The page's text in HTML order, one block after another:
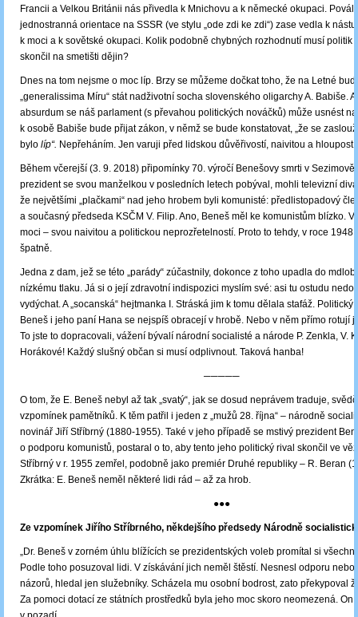
Francii a Velkou Británii nás přivedla k Mnichovu a k německé okupaci.
jednostranná orientace na SSSR (ve stylu „ode zdi ke zdi“) zase vedla k
k moci a k sovětské okupaci. Kolik podobně chybných rozhodnutí musí politik
skončil na smetišti dějin?
Dnes na tom nejsme o moc líp. Brzy se můžeme dočkat toho, že na Letné
„generalissima Míru“ stát nadživotní socha slovenského oligarchy A. Babiše.
absurdum se náš parlament (s převahou politických nováčků) může usnést
k osobě Babiše bude přijat zákon, v němž se bude konstatovat, „že se
bylo líp“. Nepřeháním. Jen varuji před lidskou důvěřivostí, naivitou a hloupostí.
Během včerejší (3. 9. 2018) připomínky 70. výročí Benešovy smrti v Sezimově
prezident se svou manželkou v posledních letech pobýval, mohli televizní
že největšími „plačkami“ nad jeho hrobem byli komunisté: předlistopadový
a současný předseda KSČM V. Filip. Ano, Beneš měl ke komunistům blízko.
moci – svou naivitou a politickou neprozřetelností. Proto to tehdy, v roce
špatně.
Jedna z dam, jež se této „parády“ zúčastnily, dokonce z toho upadla do
nízkému tlaku. Já si o její zdravotní indispozici myslím své: asi tu ostudu
vydýchat. A „socanská“ hejtmanka I. Stráská jim k tomu dělala stafáž. Politický
Beneš i jeho paní Hana se nejspíš obracejí v hrobě. Nebo v něm přímo rotují
To jste to dopracovali, vážení bývalí národní socialisté a národe P. Zenkla, V.
Horákové! Každý slušný občan si musí odplivnout. Taková hanba!
─────
O tom, že E. Beneš nebyl až tak „svatý“, jak se dosud neprávem traduje,
vzpomínek pamětníků. K těm patřil i jeden z „mužů 28. října“ – národně
novinář Jiří Stříbrný (1880-1955). Také v jeho případě se mstivý prezident
o podporu komunistů, postaral o to, aby tento jeho politický rival skončil ve
Stříbrný v r. 1955 zemřel, podobně jako premiér Druhé republiky ‒ R. Beran
Zkrátka: E. Beneš neměl některé lidi rád – až za hrob.
●●●
Ze vzpomínek Jiřího Stříbrného, někdejšího předsedy Národně
„Dr. Beneš v zorném úhlu blížících se prezidentských voleb promítal si
Podle toho posuzoval lidi. V získávání jich neměl štěstí. Nesnesl odporu nebo
názorů, hledal jen služebníky. Scházela mu osobní bodrost, zato překypoval
Za pomoci dotací ze státních prostředků byla jeho moc skoro neomezená. On